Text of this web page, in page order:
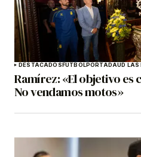
DESTACADOSFÚTBOLPORTADAUD LAS
Ramírez: «El objetivo es
No vendamos motos»